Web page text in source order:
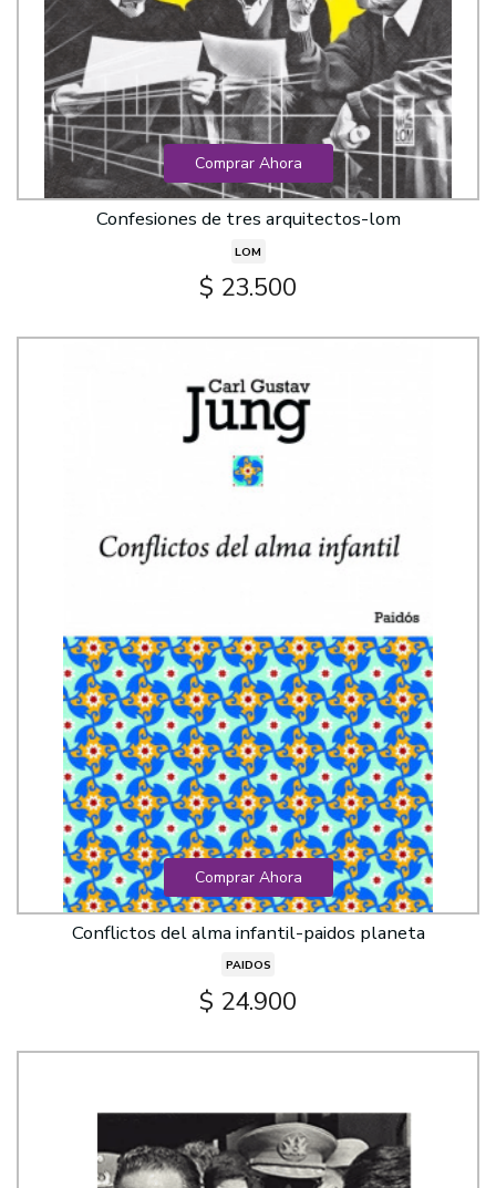
Comprar Ahora
Confesiones de tres arquitectos-lom
LOM
$ 23.500
Comprar Ahora
Conflictos del alma infantil-paidos planeta
PAIDOS
$ 24.900